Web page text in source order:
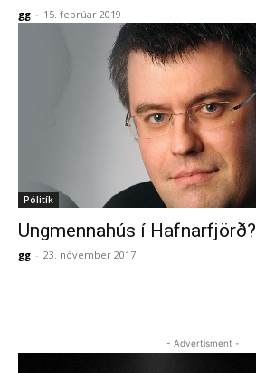
gg - 15. febrúar 2019
Pólitík
Ungmennahús í Hafnarfjörð?
gg - 23. nóvember 2017
- Advertisment -